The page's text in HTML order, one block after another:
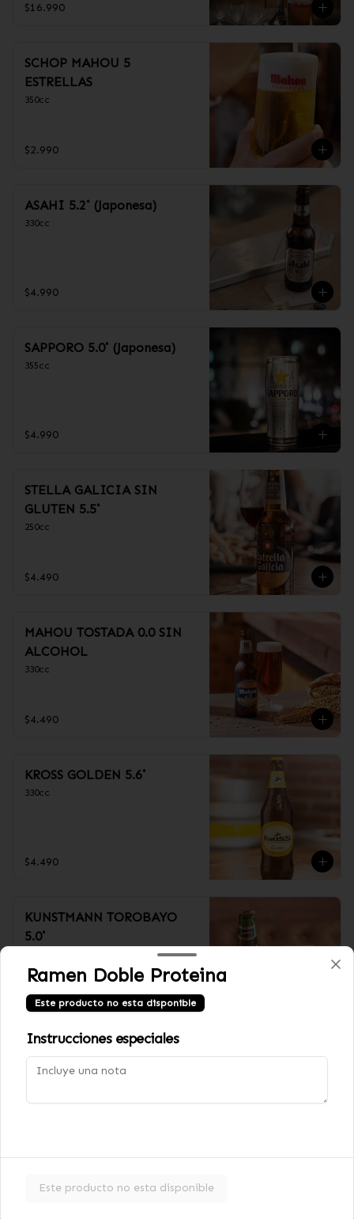
$16.990
SCHOP MAHOU 5
ESTRELLAS
350cc
$2.990
ASAHI 5.2˚ (Japonesa)
330cc
$4.990
SAPPORO 5.0˚ (Japonesa)
355cc
$4.990
STELLA GALICIA SIN
GLUTEN 5.5˚
250cc
$4.490
MAHOU TOSTADA 0.0 SIN
ALCOHOL
330cc
$4.490
KROSS GOLDEN 5.6˚
330cc
$4.490
KUNSTMANN TOROBAYO
5.0˚
$3.990
ERDINGER DUNKEL NEGRA
5.3˚
Ramen Doble Proteina
Este producto no esta disponible
Instrucciones especiales
Este producto no esta disponible